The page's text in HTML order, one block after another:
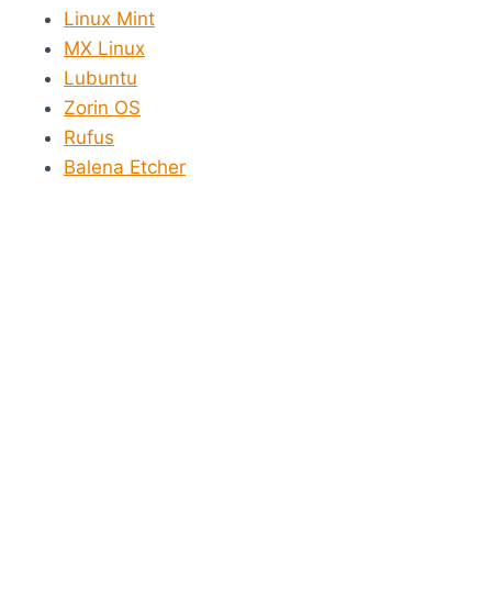
Linux Mint
MX Linux
Lubuntu
Zorin OS
Rufus
Balena Etcher